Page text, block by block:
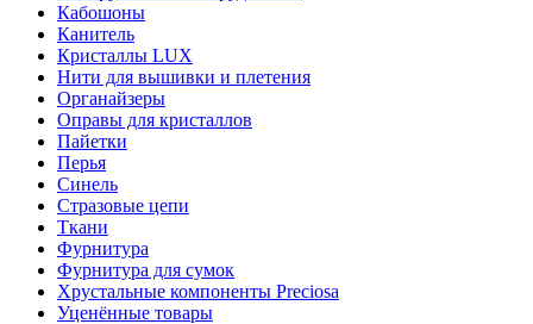
Кабошоны
Канитель
Кристаллы LUX
Нити для вышивки и плетения
Органайзеры
Оправы для кристаллов
Пайетки
Перья
Синель
Стразовые цепи
Ткани
Фурнитура
Фурнитура для сумок
Хрустальные компоненты Preciosa
Уценённые товары